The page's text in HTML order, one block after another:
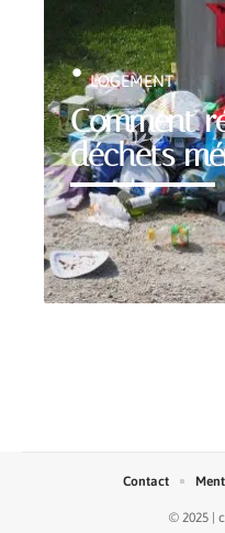
Comment
déchets
LOGEMENT
© 2025 |
Contact